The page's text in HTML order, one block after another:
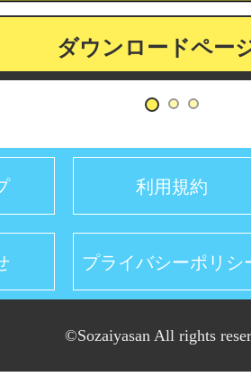
ダウンロードペー
利用規約
プライバシーポリシ
©Sozaiyasan All rights